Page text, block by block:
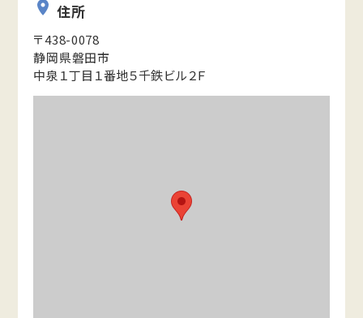
住所
〒438-0078
静岡県磐田市
中泉１丁目１番地５千鉄ビル２Ｆ